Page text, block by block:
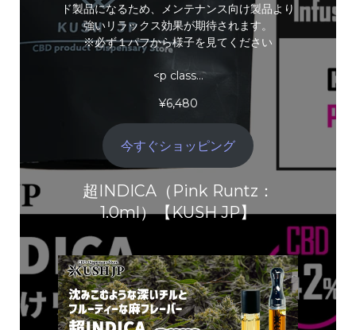
ド製品になるため、メンテナンス向け製品より
強いリラックス効果が期待されます。
※必ず１パフから様子を見てください
<p class…
¥6,480
今すぐショッピング
超INDICA（Pink Runtz：
1.0ml）【KUSH JP】